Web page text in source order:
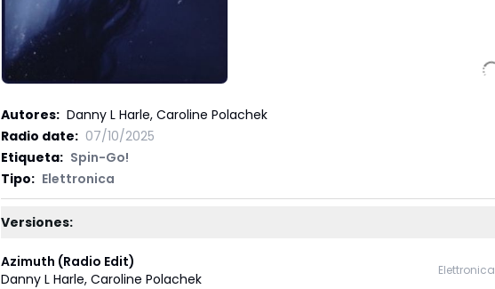
Autores: Danny L Harle, Caroline Polachek
Radio date: 07/10/2025
Etiqueta: Spin-Go!
Tipo: Elettronica
Versiones:
Azimuth (Radio Edit)
Danny L Harle, Caroline Polachek
Elettronica